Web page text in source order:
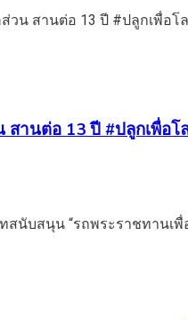
านต่อ 13 ปี #ปลูกเพื่อ